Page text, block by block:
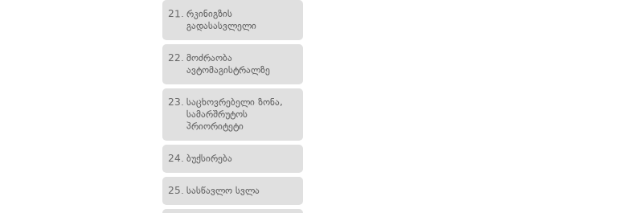
21. რკინიგზის
გადასასვლელი
22. მოძრაობა
ავტომაგისტრალზე
23. საცხოვრებელი ზონა,
სამარშრუტოს
პრიორიტეტი
24. ბუქსირება
25. სასწავლო სვლა